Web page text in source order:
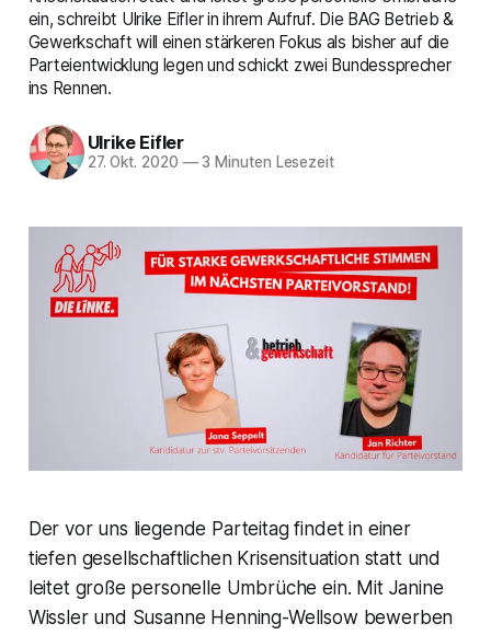
ein, schreibt Ulrike Eifler in ihrem Aufruf. Die BAG Betrieb &
Gewerkschaft will einen stärkeren Fokus als bisher auf die
Parteientwicklung legen und schickt zwei Bundessprecher
ins Rennen.
Ulrike Eifler
27. Okt. 2020 —3 Minuten Lesezeit
Der vor uns liegende Parteitag findet in einer
tiefen gesellschaftlichen Krisensituation statt und
leitet große personelle Umbrüche ein. Mit Janine
Wissler und Susanne Henning-Wellsow bewerben